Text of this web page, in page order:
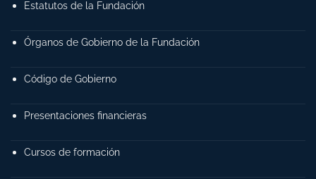
Estatutos de la Fundación
Órganos de Gobierno de la Fundación
Código de Gobierno
Presentaciones financieras
Cursos de formación